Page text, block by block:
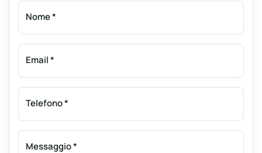
Nome*
Email*
Telefono*
Messaggio*